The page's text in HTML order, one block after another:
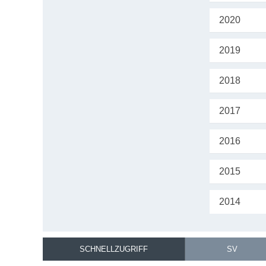
2020
2019
2018
2017
2016
2015
2014
SCHNELLZUGRIFF SV